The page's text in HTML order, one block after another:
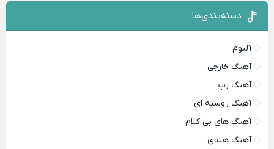
دسته‌بندی‌ها
آلبوم
آهنگ خارجی
آهنگ رپ
آهنگ روسیه ای
آهنگ های بی کلام
آهنگ هندی